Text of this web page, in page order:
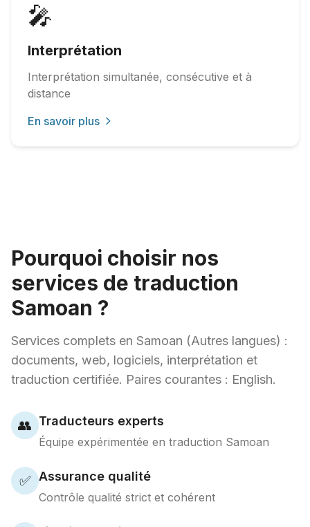
🎤
Interprétation
Interprétation simultanée, consécutive et à
distance
En savoir plus
Pourquoi choisir nos
services de traduction
Samoan ?
Services complets en Samoan (Autres langues) :
documents, web, logiciels, interprétation et
traduction certifiée. Paires courantes : English.
👥 Traducteurs experts
Équipe expérimentée en traduction Samoan
✅ Assurance qualité
Contrôle qualité strict et cohérent